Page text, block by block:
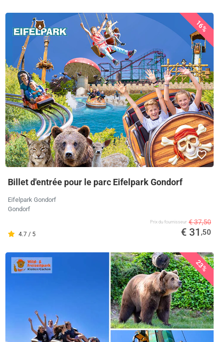
16%
Billet d'entrée pour le parc Eifelpark Gondorf
Eifelpark Gondorf
Gondorf
4.7 / 5
Prix ​​du fournisseur € 37,50
€ 31 ,50
23%